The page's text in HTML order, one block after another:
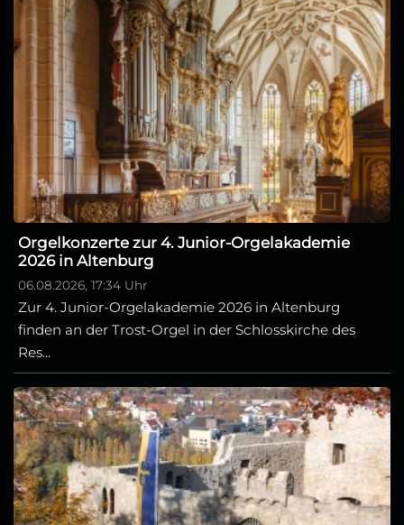
Orgelkonzerte zur 4. Junior-Orgelakademie
2026 in Altenburg
06.08.2026, 17:34 Uhr
Zur 4. Junior-Orgelakademie 2026 in Altenburg
finden an der Trost-Orgel in der Schlosskirche des
Res...